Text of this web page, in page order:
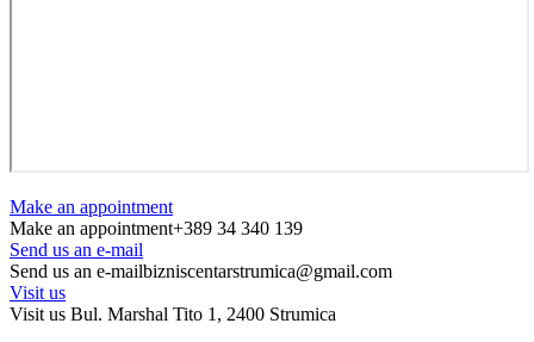
Make an appointment
Make an appointment+389 34 340 139
Send us an e-mail
Send us an e-mailbizniscentarstrumica@gmail.com
Visit us
Visit us Bul. Marshal Tito 1, 2400 Strumica